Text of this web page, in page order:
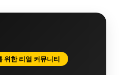
위한 리얼 커뮤니티